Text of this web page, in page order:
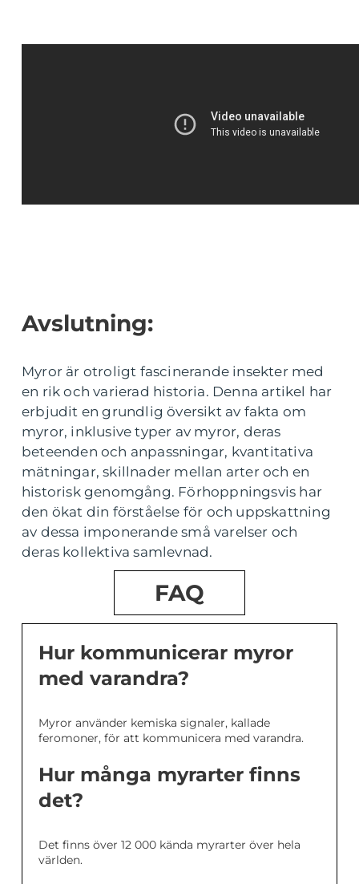
Avslutning:
Myror är otroligt fascinerande insekter med
en rik och varierad historia. Denna artikel har
erbjudit en grundlig översikt av fakta om
myror, inklusive typer av myror, deras
beteenden och anpassningar, kvantitativa
mätningar, skillnader mellan arter och en
historisk genomgång. Förhoppningsvis har
den ökat din förståelse för och uppskattning
av dessa imponerande små varelser och
deras kollektiva samlevnad.
FAQ
Hur kommunicerar myror
med varandra?
Myror använder kemiska signaler, kallade
feromoner, för att kommunicera med varandra.
Hur många myrarter finns
det?
Det finns över 12 000 kända myrarter över hela
världen.